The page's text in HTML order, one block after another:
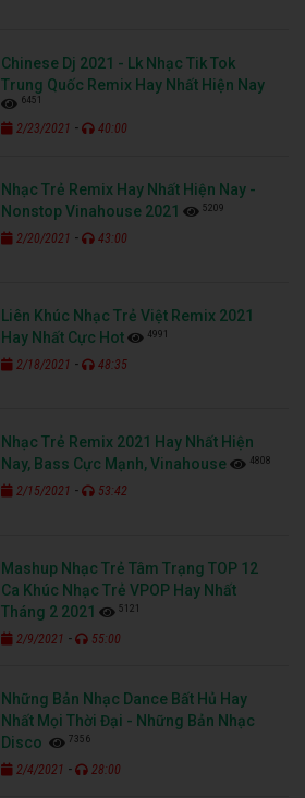
Chinese Dj 2021 - Lk Nhạc Tik Tok
Trung Quốc Remix Hay Nhất Hiện Nay
6451
2/23/2021 - 40:00
Nhạc Trẻ Remix Hay Nhất Hiện Nay -
Nonstop Vinahouse 2021
5209
2/20/2021 - 43:00
Liên Khúc Nhạc Trẻ Việt Remix 2021
Hay Nhất Cực Hot
4991
2/18/2021 - 48:35
Nhạc Trẻ Remix 2021 Hay Nhất Hiện
Nay, Bass Cực Mạnh, Vinahouse
4808
2/15/2021 - 53:42
Mashup Nhạc Trẻ Tâm Trạng TOP 12
Ca Khúc Nhạc Trẻ VPOP Hay Nhất
Tháng 2 2021
5121
2/9/2021 - 55:00
Những Bản Nhạc Dance Bất Hủ Hay
Nhất Mọi Thời Đại - Những Bản Nhạc
Disco
7356
2/4/2021 - 28:00